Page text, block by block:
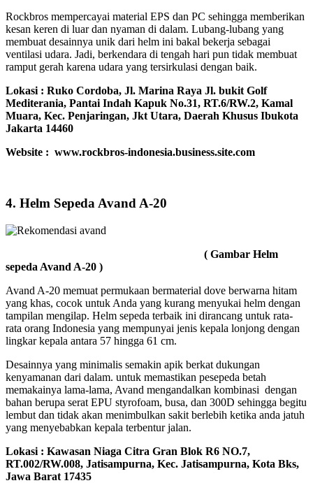
Rockbros mempercayai material EPS dan PC sehingga memberikan
kesan keren di luar dan nyaman di dalam. Lubang-lubang yang
membuat desainnya unik dari helm ini bakal bekerja sebagai
ventilasi udara. Jadi, berkendara di tengah hari pun tidak membuat
ramput gerah karena udara yang tersirkulasi dengan baik.
Lokasi : Ruko Cordoba, Jl. Marina Raya Jl. bukit Golf
Mediterania, Pantai Indah Kapuk No.31, RT.6/RW.2, Kamal
Muara, Kec. Penjaringan, Jkt Utara, Daerah Khusus Ibukota
Jakarta 14460
Website : www.rockbros-indonesia.business.site.com
4. Helm Sepeda Avand A-20
( Gambar Helm
sepeda Avand A-20 )
Avand A-20 memuat permukaan bermaterial dove berwarna hitam
yang khas, cocok untuk Anda yang kurang menyukai helm dengan
tampilan mengilap. Helm sepeda terbaik ini dirancang untuk rata-
rata orang Indonesia yang mempunyai jenis kepala lonjong dengan
lingkar kepala antara 57 hingga 61 cm.
Desainnya yang minimalis semakin apik berkat dukungan
kenyamanan dari dalam. untuk memastikan pesepeda betah
memakainya lama-lama, Avand mengandalkan kombinasi dengan
bahan berupa serat EPU styrofoam, busa, dan 300D sehingga begitu
lembut dan tidak akan menimbulkan sakit berlebih ketika anda jatuh
yang menyebabkan kepala terbentur jalan.
Lokasi : Kawasan Niaga Citra Gran Blok R6 NO.7,
RT.002/RW.008, Jatisampurna, Kec. Jatisampurna, Kota Bks,
Jawa Barat 17435